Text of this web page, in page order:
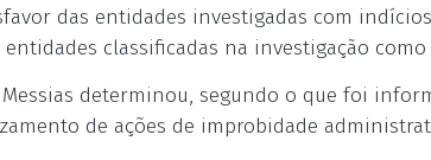
das entidades investigadas com
classificadas na investigação como
Messias determinou, segundo o que foi
de ações de improbidade